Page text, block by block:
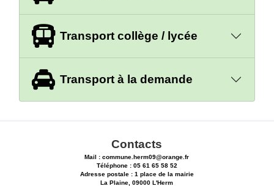
Transport collège / lycée
Transport à la demande
Contacts
Mail : commune.herm09@orange.fr
Téléphone : 05 61 65 58 52
Adresse postale : 1 place de la mairie
La Plaine, 09000 L'Herm